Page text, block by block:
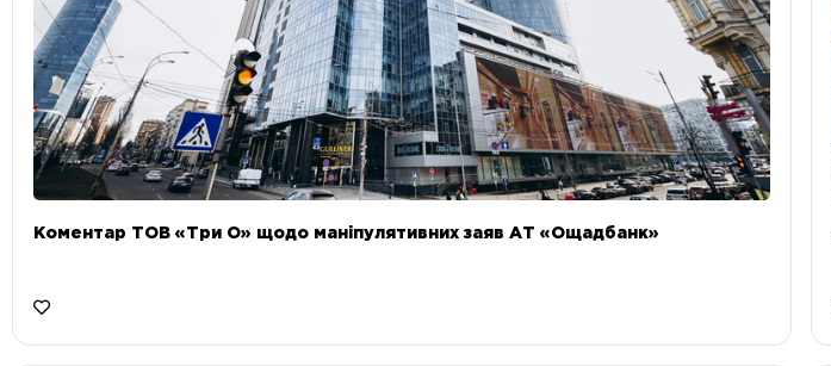
Коментар ТОВ «Три О» щодо маніпулятивних заяв АТ «Ощадбанк»